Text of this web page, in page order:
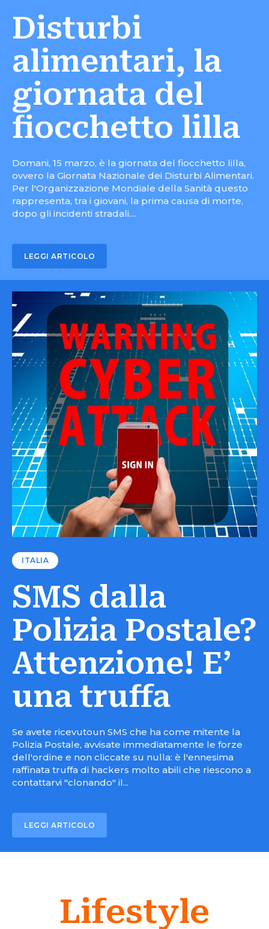
Disturbi
alimentari, la
giornata del
fiocchetto lilla
Domani, 15 marzo, è la giornata del fiocchetto lilla,
ovvero la Giornata Nazionale dei Disturbi Alimentari.
Per l'Organizzazione Mondiale della Sanità questo
rappresenta, tra i giovani, la prima causa di morte,
dopo gli incidenti stradali....
LEGGI ARTICOLO
ITALIA
SMS dalla
Polizia Postale?
Attenzione! E’
una truffa
Se avete ricevutoun SMS che ha come mitente la
Polizia Postale, avvisate immediatamente le forze
dell'ordine e non cliccate su nulla: è l'ennesima
raffinata truffa di hackers molto abili che riescono a
contattarvi "clonando" il...
LEGGI ARTICOLO
Lifestyle